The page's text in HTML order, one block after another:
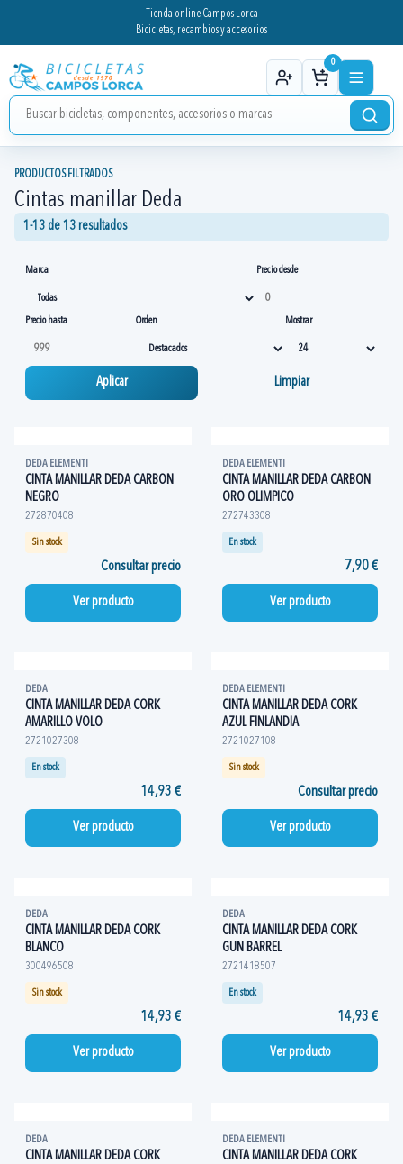
Tienda online Campos Lorca
Bicicletas, recambios y accesorios
0
PRODUCTOS FILTRADOS
Cintas manillar Deda
1-13 de 13 resultados
Marca Precio desde
Precio hasta Orden Mostrar
Aplicar Limpiar
DEDA ELEMENTI
CINTA MANILLAR DEDA CARBON
NEGRO
272870408
Sin stock
Consultar precio
Ver producto
DEDA ELEMENTI
CINTA MANILLAR DEDA CARBON
ORO OLIMPICO
272743308
En stock
7,90 €
Ver producto
DEDA
CINTA MANILLAR DEDA CORK
AMARILLO VOLO
2721027308
En stock
14,93 €
Ver producto
DEDA ELEMENTI
CINTA MANILLAR DEDA CORK
AZUL FINLANDIA
2721027108
Sin stock
Consultar precio
Ver producto
DEDA
CINTA MANILLAR DEDA CORK
BLANCO
300496508
Sin stock
14,93 €
Ver producto
DEDA
CINTA MANILLAR DEDA CORK
GUN BARREL
2721418507
En stock
14,93 €
Ver producto
DEDA
CINTA MANILLAR DEDA CORK
DEDA ELEMENTI
CINTA MANILLAR DEDA CORK